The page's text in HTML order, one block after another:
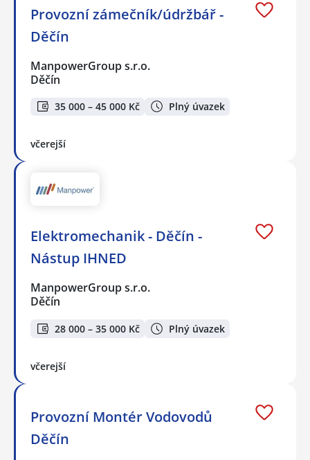
Provozní zámečník/údržbář -
Děčín
ManpowerGroup s.r.o.
Děčín
35 000 – 45 000 Kč Plný úvazek
včerejší
Elektromechanik - Děčín -
Nástup IHNED
ManpowerGroup s.r.o.
Děčín
28 000 – 35 000 Kč Plný úvazek
včerejší
Provozní Montér Vodovodů
Děčín